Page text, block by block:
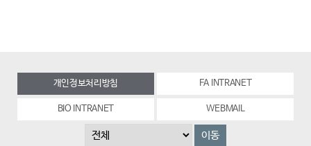
개인정보처리방침 FA INTRANET
BIO INTRANET WEBMAIL
이동